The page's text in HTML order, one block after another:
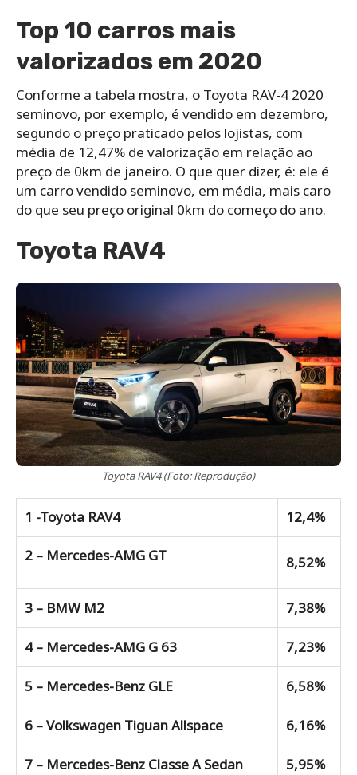
Top 10 carros mais
valorizados em 2020
Conforme a tabela mostra, o Toyota RAV-4 2020
seminovo, por exemplo, é vendido em dezembro,
segundo o preço praticado pelos lojistas, com
média de 12,47% de valorização em relação ao
preço de 0km de janeiro. O que quer dizer, é: ele é
um carro vendido seminovo, em média, mais caro
do que seu preço original 0km do começo do ano.
Toyota RAV4
Toyota RAV4 (Foto: Reprodução)
1 -Toyota RAV4 12,4%
2 – Mercedes-AMG GT 8,52%
3 – BMW M2 7,38%
4 – Mercedes-AMG G 63 7,23%
5 – Mercedes-Benz GLE 6,58%
6 – Volkswagen Tiguan Allspace 6,16%
7 – Mercedes-Benz Classe A Sedan 5,95%